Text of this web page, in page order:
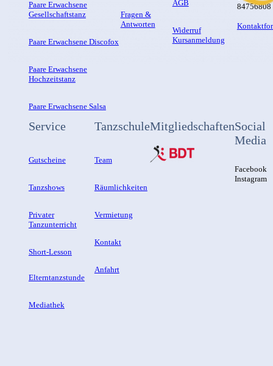
Paare Erwachsene
Gesellschaftstanz
Paare Erwachsene Discofox
Paare Erwachsene
Hochzeitstanz
Paare Erwachsene Salsa
Fragen &
Antworten
AGB
Widerruf
Kursanmeldung
84756808
Service
Gutscheine
Tanzshows
Privater
Tanzunterricht
Short-Lesson
Elterntanzstunde
Mediathek
Tanzschule
Team
Räumlichkeiten
Vermietung
Kontakt
Anfahrt
MitgliedschaftenSocial
Media
Facebook
Instagram